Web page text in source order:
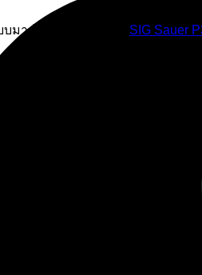
บมาสำหรับปืนพกซ่อน SIG Sauer
บมิติของตัวปืนและไฟฉายอย่างแ
มีความแข็งแรง ออกแบบให้สามา
ทำหน้าที่ผลักขอบกางเกงด้านใน
แท้ หนา .080 นิ้ว ทนทานต่อแรง
มไปถึงโกร่งไกปืนทั้งหมด ป้องกัน